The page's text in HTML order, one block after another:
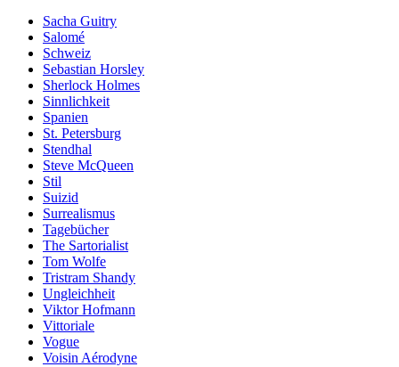
Sacha Guitry
Salomé
Schweiz
Sebastian Horsley
Sherlock Holmes
Sinnlichkeit
Spanien
St. Petersburg
Stendhal
Steve McQueen
Stil
Suizid
Surrealismus
Tagebücher
The Sartorialist
Tom Wolfe
Tristram Shandy
Ungleichheit
Viktor Hofmann
Vittoriale
Vogue
Voisin Aérodyne